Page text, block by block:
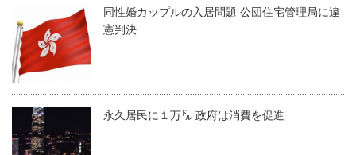
同性婚カップルの入居問題 公団住宅管理局に違
憲判決
永久居民に１万㌦ 政府は消費を促進